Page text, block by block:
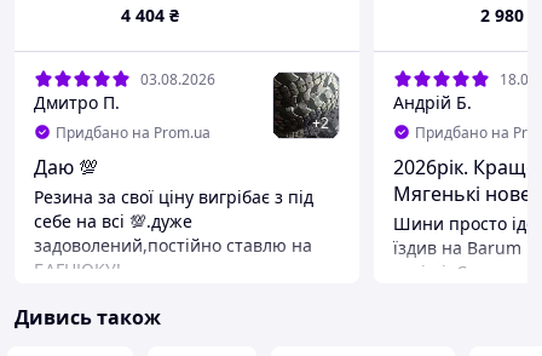
4 404 ₴
03.08.2026
Дмитро П.
Придбано на Prom.ua +2
Даю 💯
Резина за свої ціну вигрібає з під
себе на всі 💯.дуже
задоволений,постійно ставлю на
БАГНЮКУ!
Вигрібає все під собою
2 980
Андрій Б.
Придбано на
2026рік.
Мягенькі
Шини просто
їздив на Barum
тихіші. Стики
Дивись також